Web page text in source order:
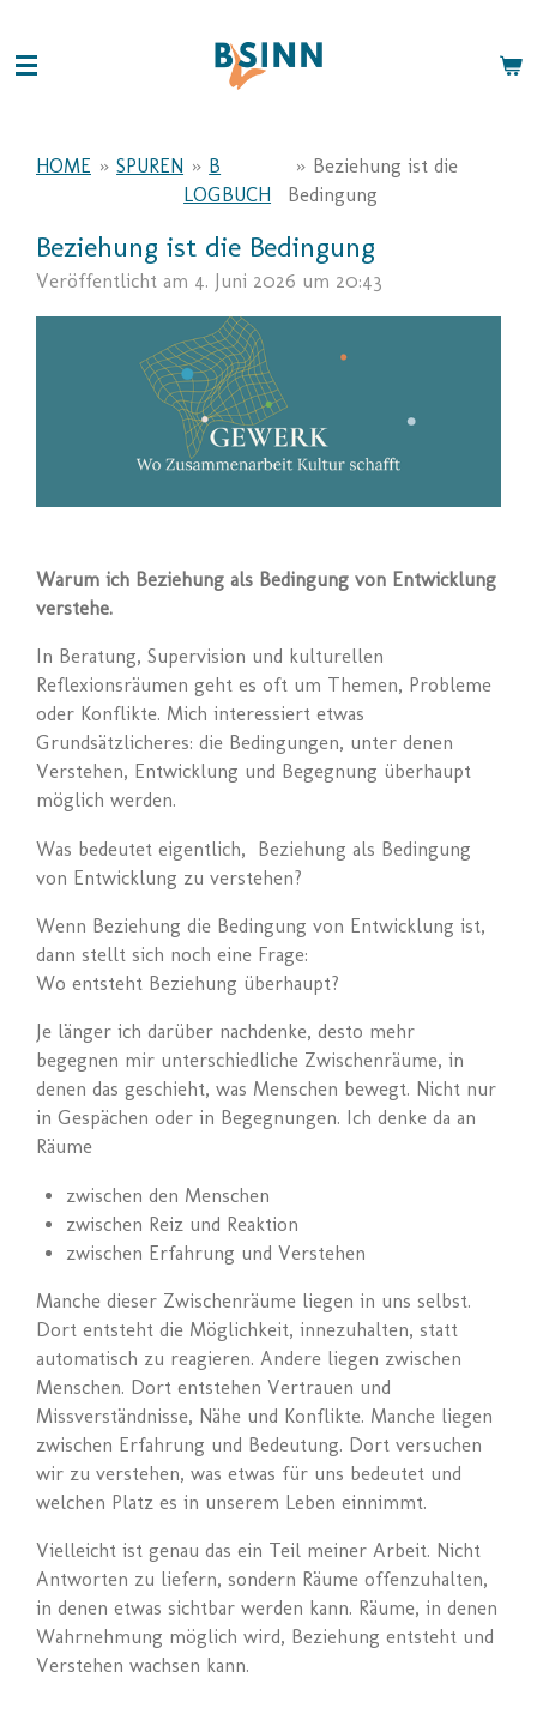
Hauptinhalt
springen
HOME » SPUREN » B
LOGBUCH
» Beziehung ist die
Bedingung
Beziehung ist die Bedingung
Veröffentlicht am 4. Juni 2026 um 20:43
Warum ich Beziehung als Bedingung von Entwicklung
verstehe.
In Beratung, Supervision und kulturellen
Reflexionsräumen geht es oft um Themen, Probleme
oder Konflikte. Mich interessiert etwas
Grundsätzlicheres: die Bedingungen, unter denen
Verstehen, Entwicklung und Begegnung überhaupt
möglich werden.
Was bedeutet eigentlich, Beziehung als Bedingung
von Entwicklung zu verstehen?
Wenn Beziehung die Bedingung von Entwicklung ist,
dann stellt sich noch eine Frage:
Wo entsteht Beziehung überhaupt?
Je länger ich darüber nachdenke, desto mehr
begegnen mir unterschiedliche Zwischenräume, in
denen das geschieht, was Menschen bewegt. Nicht nur
in Gespächen oder in Begegnungen. Ich denke da an
Räume
zwischen den Menschen
zwischen Reiz und Reaktion
zwischen Erfahrung und Verstehen
Manche dieser Zwischenräume liegen in uns selbst.
Dort entsteht die Möglichkeit, innezuhalten, statt
automatisch zu reagieren. Andere liegen zwischen
Menschen. Dort entstehen Vertrauen und
Missverständnisse, Nähe und Konflikte. Manche liegen
zwischen Erfahrung und Bedeutung. Dort versuchen
wir zu verstehen, was etwas für uns bedeutet und
welchen Platz es in unserem Leben einnimmt.
Vielleicht ist genau das ein Teil meiner Arbeit. Nicht
Antworten zu liefern, sondern Räume offenzuhalten,
in denen etwas sichtbar werden kann. Räume, in denen
Wahrnehmung möglich wird, Beziehung entsteht und
Verstehen wachsen kann.